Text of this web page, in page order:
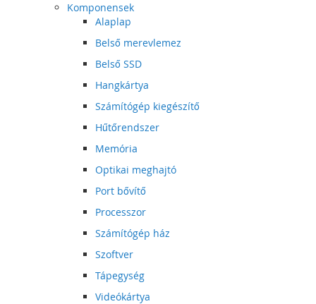
Komponensek
Alaplap
Belső merevlemez
Belső SSD
Hangkártya
Számítógép kiegészítő
Hűtőrendszer
Memória
Optikai meghajtó
Port bővítő
Processzor
Számítógép ház
Szoftver
Tápegység
Videókártya